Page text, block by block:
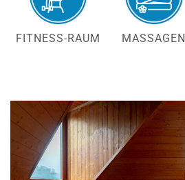
FITNESS-RAUM MASSAGEN